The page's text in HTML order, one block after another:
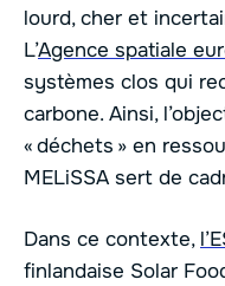
lourd, cher et
L’Agence spatiale
systèmes clos qui
carbone. Ainsi,
« déchets » en
MELiSSA sert de
Dans ce contexte,
finlandaise Solar